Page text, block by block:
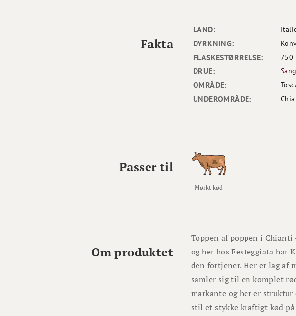
LAND:
DYRKNING:
FLASKESTØRRELSE: 750
DRUE:
OMRÅDE:
UNDEROMRÅDE:
Fakta
Passer til
Mørkt kød
Om produktet
Toppen af poppen i
og her hos Festeggiata har
den fortjener. Her er lag af
samler sig til en komplet
markante og her er
stil et stykke kraftigt kød